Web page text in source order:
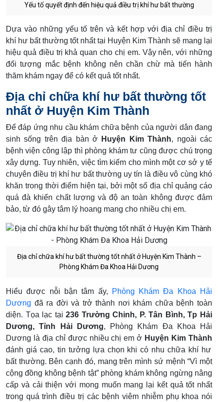
Yếu tố quyết định đến hiệu quả điều trị khí hư bất thường
Dựa vào những yếu tố trên và kết hợp với địa chỉ điều trị
khí hư bất thường tốt nhất tại Huyện Kim Thành sẽ mang lại
hiệu quả điều trị khả quan cho chị em. Vậy nên, với những
đối tượng mắc bệnh không nên chần chừ mà tiến hành
thăm khám ngay để có kết quả tốt nhất.
Địa chỉ chữa khí hư bất thường tốt
nhất ở Huyện Kim Thành
Để đáp ứng nhu cầu khám chữa bệnh của người dân đang
sinh sống trên địa bàn ở
Huyện Kim Thành, ngoài các
bệnh viện công lập thì phòng khám tư cũng được chú trọng
xây dựng. Tuy nhiên, việc tìm kiếm cho mình một cơ sở y tế
chuyên điều trị khí hư bất thường uy tín là điều vô cùng khó
khăn trong thời điểm hiện tại, bởi một số địa chỉ quảng cáo
quá đà khiến chất lượng và độ an toàn không được đảm
bảo, từ đó gây tâm lý hoang mang cho nhiều chị em.
Địa chỉ chữa khí hư bất thường tốt nhất ở Huyện Kim Thành –
Phòng Khám Đa Khoa Hải Dương
Hiểu được nỗi bận tâm ấy,
Phòng Khám Đa Khoa Hải
Dương đã ra đời và trở thành nơi khám chữa bệnh toàn
diện. Tọa lạc tại236 Trường Chinh, P. Tân Bình, Tp Hải
Dương, Tỉnh Hải Dương, Phòng Khám Đa Khoa Hải
Dương là địa chỉ được nhiều chị em ở Huyện Kim Thành
đánh giá cao, tin tưởng lựa chọn khi có nhu chữa khí hư
bất thường. Bên cạnh đó, mang trên mình sứ mệnh “Vì một
cộng đồng không bệnh tật” phòng khám không ngừng nâng
cấp và cải thiện với mong muốn mang lại kết quả tốt nhất
trong quá trình điều trị các bệnh viêm nhiễm phụ khoa nói